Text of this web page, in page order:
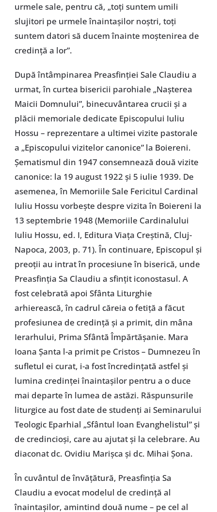
urmele sale, pentru că, „toți suntem umili
slujitori pe urmele înaintașilor noștri, toți
suntem datori să ducem înainte moștenirea de
credință a lor”.
După întâmpinarea Preasfinției Sale Claudiu a
urmat, în curtea bisericii parohiale „Nașterea
Maicii Domnului”, binecuvântarea crucii și a
plăcii memoriale dedicate Episcopului Iuliu
Hossu – reprezentare a ultimei vizite pastorale
a „Episcopului vizitelor canonice” la Boiereni.
Șematismul din 1947 consemnează două vizite
canonice: la 19 august 1922 și 5 iulie 1939. De
asemenea, în Memoriile Sale Fericitul Cardinal
Iuliu Hossu vorbește despre vizita în Boiereni la
13 septembrie 1948 (Memoriile Cardinalului
Iuliu Hossu, ed. I, Editura Viața Creștină, Cluj-
Napoca, 2003, p. 71). În continuare, Episcopul și
preoții au intrat în procesiune în biserică, unde
Preasfinția Sa Claudiu a sfințit iconostasul. A
fost celebrată apoi Sfânta Liturghie
arhierească, în cadrul căreia o fetiță a făcut
profesiunea de credință și a primit, din mâna
Ierarhului, Prima Sfântă Împărtășanie. Mara
Ioana Șanta l-a primit pe Cristos – Dumnezeu în
sufletul ei curat, i-a fost încredințată astfel și
lumina credinței înaintașilor pentru a o duce
mai departe în lumea de astăzi. Răspunsurile
liturgice au fost date de studenți ai Seminarului
Teologic Eparhial „Sfântul Ioan Evanghelistul” și
de credincioși, care au ajutat și la celebrare. Au
diaconat dc. Ovidiu Marișca și dc. Mihai Șona.
În cuvântul de învățătură, Preasfinția Sa
Claudiu a evocat modelul de credință al
înaintașilor, amintind două nume – pe cel al